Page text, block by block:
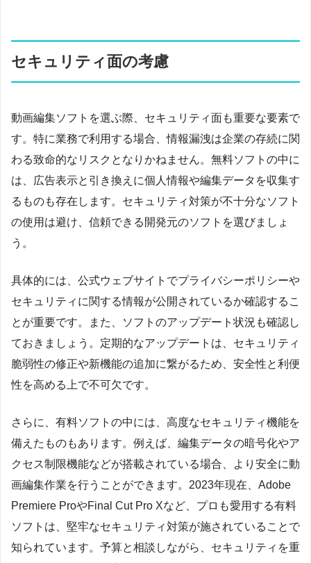
セキュリティ面の考慮
動画編集ソフトを選ぶ際、セキュリティ面も重要な要素で
す。特に業務で利用する場合、情報漏洩は企業の存続に関
わる致命的なリスクとなりかねません。無料ソフトの中に
は、広告表示と引き換えに個人情報や編集データを収集す
るものも存在します。セキュリティ対策が不十分なソフト
の使用は避け、信頼できる開発元のソフトを選びましょ
う。
具体的には、公式ウェブサイトでプライバシーポリシーや
セキュリティに関する情報が公開されているか確認するこ
とが重要です。また、ソフトのアップデート状況も確認し
ておきましょう。定期的なアップデートは、セキュリティ
脆弱性の修正や新機能の追加に繋がるため、安全性と利便
性を高める上で不可欠です。
さらに、有料ソフトの中には、高度なセキュリティ機能を
備えたものもあります。例えば、編集データの暗号化やア
クセス制限機能などが搭載されている場合、より安全に動
画編集作業を行うことができます。2023年現在、Adobe
Premiere ProやFinal Cut Pro Xなど、プロも愛用する有料
ソフトは、堅牢なセキュリティ対策が施されていることで
知られています。予算と相談しながら、セキュリティを重